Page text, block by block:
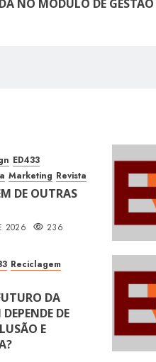
NO MÓDULO DE
ED433
Marketing Revista
DE OUTRAS
2026 236
Reciclagem
DA
DE
E